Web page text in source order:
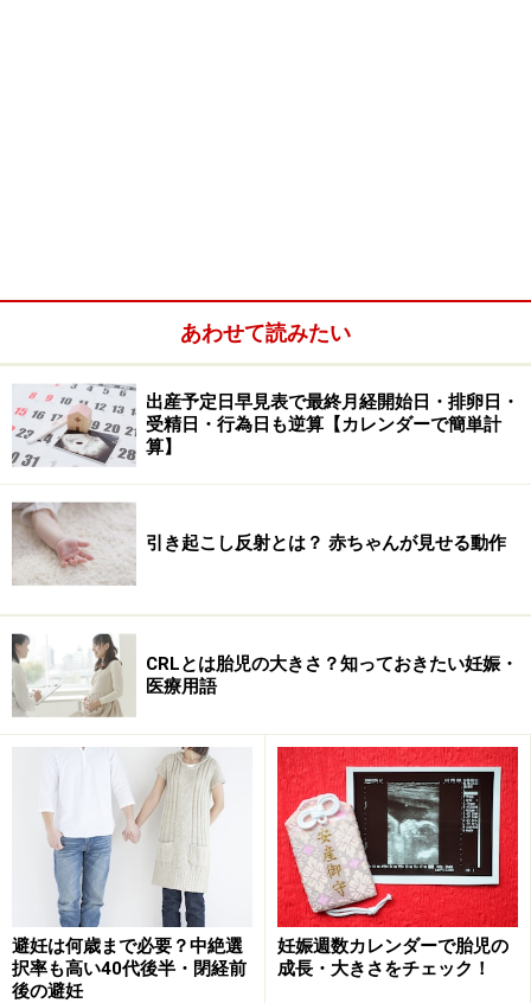
あわせて読みたい
出産予定日早見表で最終月経開始日・排卵日・
受精日・行為日も逆算【カレンダーで簡単計
算】
引き起こし反射とは？ 赤ちゃんが見せる動作
CRLとは胎児の大きさ？知っておきたい妊娠・
医療用語
避妊は何歳まで必要？中絶選
択率も高い40代後半・閉経前
後の避妊
妊娠週数カレンダーで胎児の
成長・大きさをチェック！